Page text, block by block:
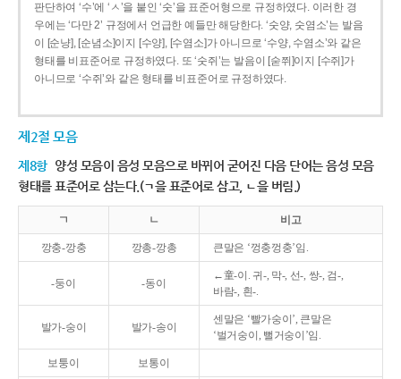
판단하여 ‘수’에 ‘ㅅ’을 붙인 ‘숫’을 표준어형으로 규정하였다. 이러한 경
우에는 ‘다만 2’ 규정에서 언급한 예들만 해당한다. ‘숫양, 숫염소’는 발음
이 [순냥], [순념소]이지 [수양], [수염소]가 아니므로 ‘수양, 수염소’와 같은
형태를 비표준어로 규정하였다. 또 ‘숫쥐’는 발음이 [숟쮜]이지 [수쥐]가
아니므로 ‘수쥐’와 같은 형태를 비표준어로 규정하였다.
제2절 모음
제8항 양성 모음이 음성 모음으로 바뀌어 굳어진 다음 단어는 음성 모음
형태를 표준어로 삼는다.(ㄱ을 표준어로 삼고, ㄴ을 버림.)
ㄱ ㄴ 비고
깡충-깡충 깡총-깡총 큰말은 ‘껑충껑충’임.
-둥이 -동이
←童-이. 귀-, 막-, 선-, 쌍-, 검-,
바람-, 흰-.
발가-숭이 발가-송이
센말은 ‘빨가숭이’, 큰말은
‘벌거숭이, 뻘거숭이’임.
보퉁이 보통이